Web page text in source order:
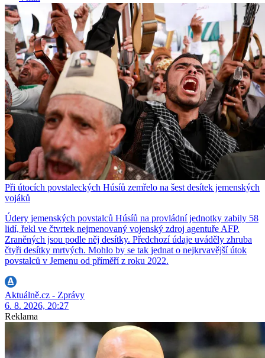
Při útocích povstaleckých Húsíů zemřelo na šest desítek jemenských
vojáků
Údery jemenských povstalců Húsíů na provládní jednotky zabily 58
lidí, řekl ve čtvrtek nejmenovaný vojenský zdroj agentuře AFP.
Zraněných jsou podle něj desítky. Předchozí údaje uváděly zhruba
čtyři desítky mrtvých. Mohlo by se tak jednat o nejkrvavější útok
povstalců v Jemenu od příměří z roku 2022.
Aktuálně.cz - Zprávy
6. 8. 2026, 20:27
Reklama